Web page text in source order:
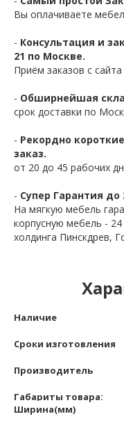
Вы оплачиваете
- Консультация и
21 по Москве.
Приём заказов с
- Обширнейшая
срок доставки по
- Рекордно
заказ.
от 20 до 45 рабочих
- Супер Гарантия до
На мягкую мебель
корпусную мебель -
холдинга Пинскдрев,
Наличие
Сроки изготовления
Производитель
Габариты товара:
Ширина(мм)